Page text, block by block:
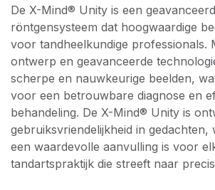
​De X-Mind® Unity is een
röntgensysteem dat hoogwaardige
voor tandheelkundige professionals.
ontwerp en geavanceerde
scherpe en nauwkeurige beelden,
voor een betrouwbare diagnose en
behandeling. De X-Mind® Unity is
gebruiksvriendelijkheid in gedachten,
een waardevolle aanvulling is voor
tandartspraktijk die streeft naar